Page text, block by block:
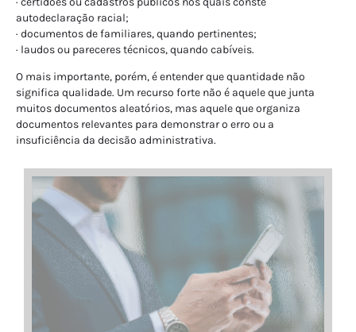
autodeclaração racial;
· documentos de familiares, quando pertinentes;
· laudos ou pareceres técnicos, quando cabíveis.
O mais importante, porém, é entender que quantidade não
significa qualidade. Um recurso forte não é aquele que junta
muitos documentos aleatórios, mas aquele que organiza
documentos relevantes para demonstrar o erro ou a
insuficiência da decisão administrativa.